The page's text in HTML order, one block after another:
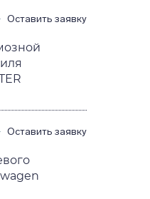
Оставить заявку
Оставить заявку